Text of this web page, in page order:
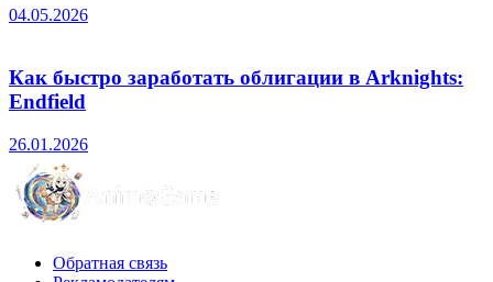
04.05.2026
Как быстро заработать облигации в Arknights:
Endfield
26.01.2026
Обратная связь